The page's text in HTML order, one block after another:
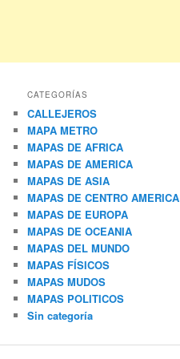
CATEGORÍAS
CALLEJEROS
MAPA METRO
MAPAS DE AFRICA
MAPAS DE AMERICA
MAPAS DE ASIA
MAPAS DE CENTRO AMERICA
MAPAS DE EUROPA
MAPAS DE OCEANIA
MAPAS DEL MUNDO
MAPAS FÍSICOS
MAPAS MUDOS
MAPAS POLITICOS
Sin categoría